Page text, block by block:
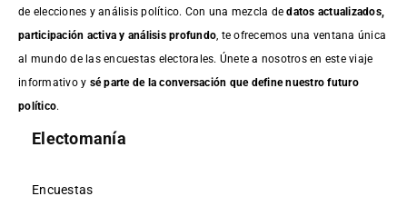
de elecciones y análisis político. Con una mezcla dedatos actualizados,
participación activa y análisis profundo , te ofrecemos una ventana única
al mundo de las encuestas electorales. Únete a nosotros en este viaje
informativo y sé parte de la conversación que define nuestro futuro
político.
Electomanía
Encuestas